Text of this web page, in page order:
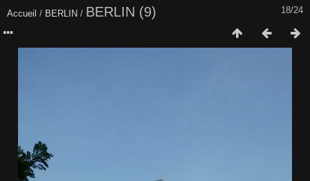
18/24
Accueil / BERLIN / BERLIN (9)